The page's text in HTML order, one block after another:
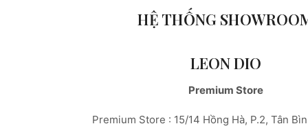
HỆ THỐNG
LEON DIO
Premium Store
Premium Store : 15/14 Hồng Hà, P.2, Tân